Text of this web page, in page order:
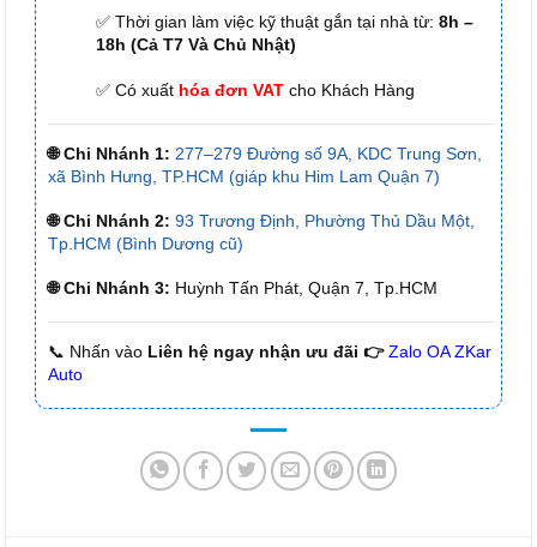
✅ Thời gian làm việc kỹ thuật gắn tại nhà từ: 8h –
18h (Cả T7 Và Chủ Nhật)
✅ Có xuất hóa đơn VAT cho Khách Hàng
🌐 Chi Nhánh 1: 277–279 Đường số 9A, KDC Trung Sơn,
xã Bình Hưng, TP.HCM (giáp khu Him Lam Quận 7)
🌐 Chi Nhánh 2: 93 Trương Định, Phường Thủ Dầu Một,
Tp.HCM (Bình Dương cũ)
🌐 Chi Nhánh 3: Huỳnh Tấn Phát, Quận 7, Tp.HCM
📞 Nhấn vào Liên hệ ngay nhận ưu đãi 👉 Zalo OA ZKar
Auto